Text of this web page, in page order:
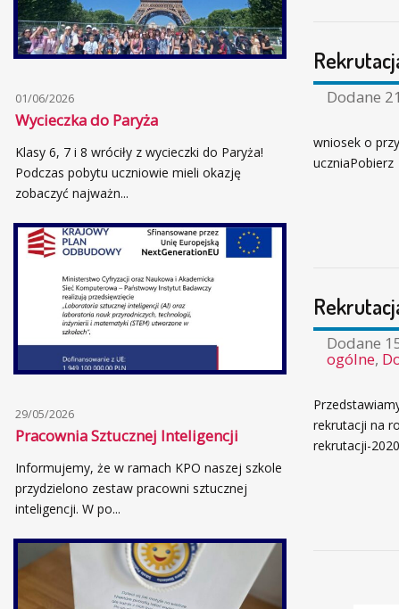
Dodane
wniosek o
uczniaPobierz
Dodane
ogólne,
rekrutacji na
rekrutacji-
01/06/2026
Wycieczka do Paryża
Klasy 6, 7 i 8 wróciły z wycieczki do Paryża!
Podczas pobytu uczniowie mieli okazję
zobaczyć najważn...
29/05/2026
Pracownia Sztucznej Inteligencji
Informujemy, że w ramach KPO naszej szkole
przydzielono zestaw pracowni sztucznej
inteligencji. W po...